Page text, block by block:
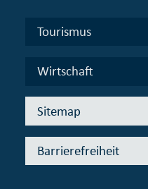
Tourismus
Wirtschaft
Sitemap
Barrierefreiheit